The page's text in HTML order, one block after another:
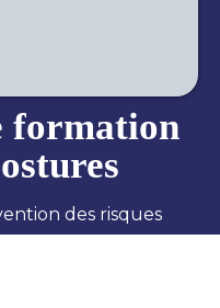
formation
des risques